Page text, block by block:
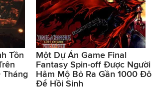
Tồn
Tháng
Một Dự Án Game Final
Fantasy Spin-off Được Người
Hâm Mộ Bỏ Ra Gần 1000 Đô
Để Hồi Sinh